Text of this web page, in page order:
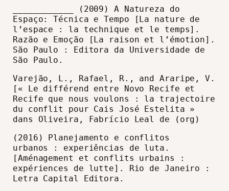
____________ (2009) A Natureza do
Espaço: Técnica e Tempo [La nature de
l’espace : la technique et le temps].
Razão e Emoção [La raison et l’émotion].
São Paulo : Editora da Universidade de
São Paulo.
Varejão, L., Rafael, R., and Araripe, V.
[« Le différend entre Novo Recife et
Recife que nous voulons : la trajectoire
du conflit pour Cais José Estelita »
dans Oliveira, Fabrício Leal de (org)
(2016) Planejamento e conflitos
urbanos : experiências de luta.
[Aménagement et conflits urbains :
expériences de lutte]. Rio de Janeiro :
Letra Capital Editora.